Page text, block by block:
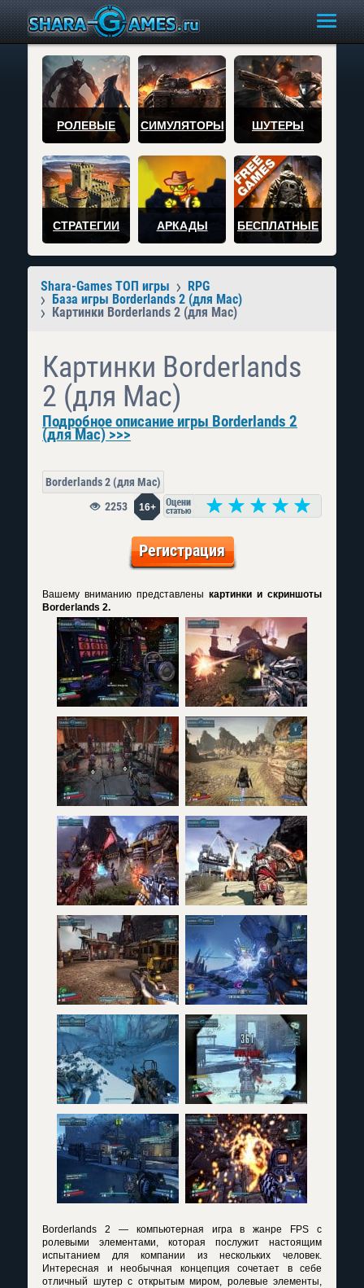
РОЛЕВЫЕ СИМУЛЯТОРЫ ШУТЕРЫ
СТРАТЕГИИ АРКАДЫ БЕСПЛАТНЫЕ
Shara-Games ТОП игры
RPG
База игры Borderlands 2 (для Mac)
Картинки Borderlands 2 (для Mac)
Картинки Borderlands
2 (для Mac)
Подробное описание игры Borderlands 2
(для Mac) >>>
Borderlands 2 (для Mac)
16+
2253
Регистрация
Вашему вниманию представлены картинки и скриншоты
Borderlands 2.
Borderlands 2 — компьютерная игра в жанре FPS с
ролевыми элементами, которая послужит настоящим
испытанием для компании из нескольких человек.
Интересная и необычная концепция сочетает в себе
отличный шутер с открытым миром, ролевые элементы,